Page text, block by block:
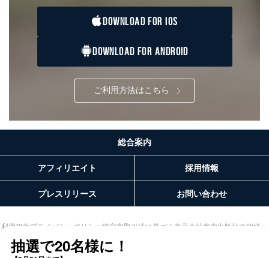
DOWNLOAD FOR IOS
DOWNLOAD FOR ANDROID
ご利用方法はこちら
総合案内
アフィリエイト 採用情報
プレスリリース お問い合わせ
利用規約プライバシーポリシー 特定商取引法に基づく表示会社案内出版社の皆様へ